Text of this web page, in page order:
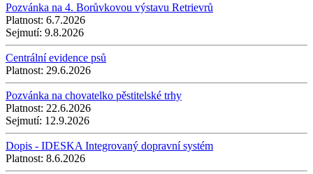
Pozvánka na 4. Borůvkovou výstavu Retrievrů
Platnost: 6.7.2026
Sejmutí: 9.8.2026
Centrální evidence psů
Platnost: 29.6.2026
Pozvánka na chovatelko pěstitelské trhy
Platnost: 22.6.2026
Sejmutí: 12.9.2026
Dopis - IDESKA Integrovaný dopravní systém
Platnost: 8.6.2026